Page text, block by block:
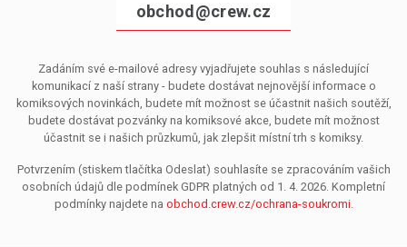
obchod@crew.cz
Zadáním své e-mailové adresy vyjadřujete souhlas s následující
komunikací z naší strany - budete dostávat nejnovější informace o
komiksových novinkách, budete mít možnost se účastnit našich soutěží,
budete dostávat pozvánky na komiksové akce, budete mít možnost
účastnit se i našich průzkumů, jak zlepšit místní trh s komiksy.
Potvrzením (stiskem tlačítka Odeslat) souhlasíte se zpracováním vašich
osobních údajů dle podmínek GDPR platných od 1. 4. 2026. Kompletní
podmínky najdete na obchod.crew.cz/ochrana-soukromi.